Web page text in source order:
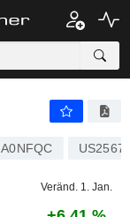
A0NFQC
Veränd. 1. Jan.